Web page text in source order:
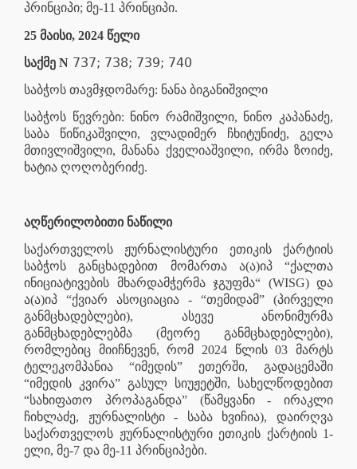
პრინციპი; მე-11 პრინციპი.
25 მაისი, 2024 წელი
საქმე N 737; 738; 739; 740
საბჭოს თავმჯდომარე: ნანა ბიგანიშვილი
საბჭოს წევრები: ნინო რამიშვილი, ნინო კაპანაძე,
საბა წიწიკაშვილი, ვლადიმერ ჩხიტუნიძე, გელა
მთივლიშვილი, მანანა ქველიაშვილი, ირმა ზოიძე,
ხატია ღოღობერიძე.
აღწერილობითი ნაწილი
საქართველოს ჟურნალისტური ეთიკის ქარტიის
საბჭოს განცხადებით მომართა ა(ა)იპ “ქალთა
ინიციატივების მხარდამჭერმა ჯგუფმა“ (WISG) და
ა(ა)იპ “ქვიარ ასოციაცია - “თემიდამ” (პირველი
განმცხადებლები), ასევე ანონიმურმა
განმცხადებლებმა (მეორე განმცხადებლები),
რომლებიც მიიჩნევენ, რომ 2024 წლის 03 მარტს
ტელეკომპანია “იმედის” ეთერში, გადაცემაში
“იმედის კვირა” გასულ სიუჟეტში, სახელწოდებით
“სახიფათო პროპაგანდა” (წამყვანი - ირაკლი
ჩიხლაძე, ჟურნალისტი - საბა ხვიჩია), დაირღვა
საქართველოს ჟურნალისტური ეთიკის ქარტიის 1-
ელი, მე-7 და მე-11 პრინციპები.